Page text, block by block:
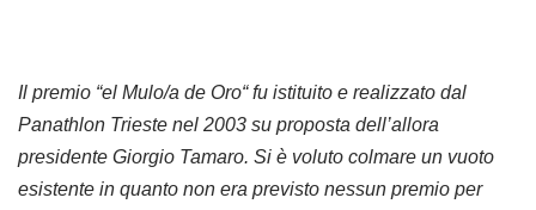
Il premio “el Mulo/a de Oro“ fu istituito e realizzato dal
Panathlon Trieste nel 2003 su proposta dell’allora
presidente Giorgio Tamaro. Si è voluto colmare un vuoto
esistente in quanto non era previsto nessun premio per